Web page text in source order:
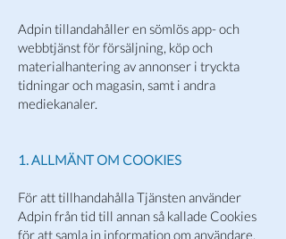
Adpin tillandahåller en sömlös app- och
webbtjänst för försäljning, köp och
materialhantering av annonser i tryckta
tidningar och magasin, samt i andra
mediekanaler.
1. ALLMÄNT OM COOKIES
För att tillhandahålla Tjänsten använder
Adpin från tid till annan så kallade Cookies
för att samla in information om användare.